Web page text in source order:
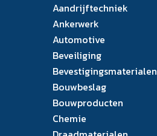
Aandrijftechniek
Ankerwerk
Automotive
Beveiliging
Bevestigingsmaterialen
Bouwbeslag
Bouwproducten
Chemie